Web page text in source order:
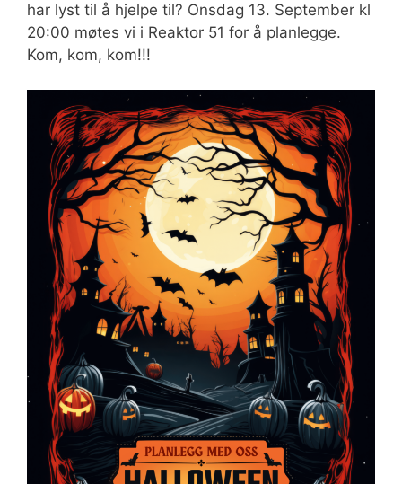
har lyst til å hjelpe til? Onsdag 13. September kl
20:00 møtes vi i Reaktor 51 for å planlegge.
Kom, kom, kom!!!